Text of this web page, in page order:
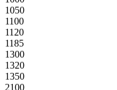
1050
1100
1120
1185
1300
1320
1350
2100